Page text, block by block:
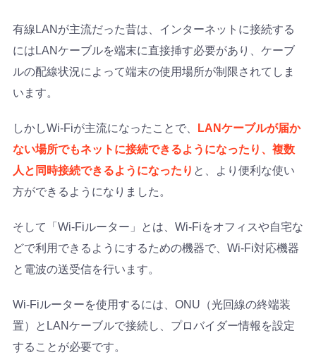
有線LANが主流だった昔は、インターネットに接続する
にはLANケーブルを端末に直接挿す必要があり、ケーブ
ルの配線状況によって端末の使用場所が制限されてしま
います。
しかしWi-Fiが主流になったことで、
LANケーブルが届か
ない場所でもネットに接続できるようになったり、複数
人と同時接続できるようになったり と、より便利な使い
方ができるようになりました。
そして「Wi-Fiルーター」とは、Wi-Fiをオフィスや自宅な
どで利用できるようにするための機器で、Wi-Fi対応機器
と電波の送受信を行います。
Wi-Fiルーターを使用するには、ONU（光回線の終端装
置）とLANケーブルで接続し、プロバイダー情報を設定
することが必要です。